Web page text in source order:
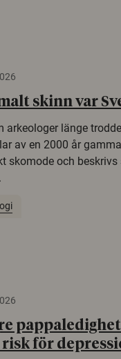
skinn var
arkeologer länge
av en 2000 år
skomode och
risk för